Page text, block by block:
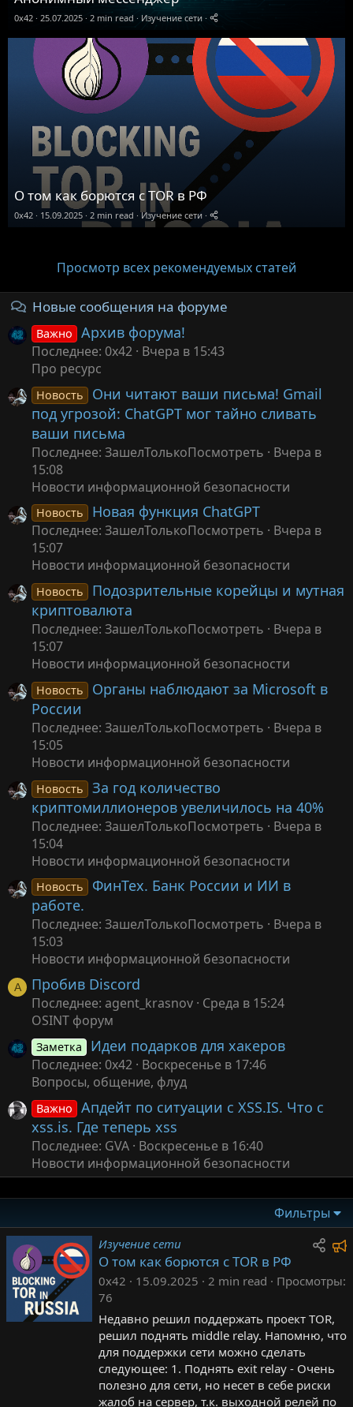
0x42 25.07.2025 2 min read Изучение сети
О том как борются с TOR в РФ
0x42 15.09.2025 2 min read Изучение сети
Просмотр всех рекомендуемых статей
Новые сообщения на форуме
Важно Архив форума!
Последнее: 0x42 Вчера в 15:43
Про ресурс
Новость
Они читают ваши письма! Gmail
под угрозой: ChatGPT мог тайно сливать
ваши письма
Последнее: ЗашелТолькоПосмотреть
Вчера в
15:08
Новости информационной безопасности
Новость Новая функция ChatGPT
Последнее: ЗашелТолькоПосмотреть
Вчера в
15:07
Новости информационной безопасности
Новость
Подозрительные корейцы и мутная
криптовалюта
Последнее: ЗашелТолькоПосмотреть
Вчера в
15:07
Новости информационной безопасности
Новость
Органы наблюдают за Microsoft в
России
Последнее: ЗашелТолькоПосмотреть
Вчера в
15:05
Новости информационной безопасности
Новость
За год количество
криптомиллионеров увеличилось на 40%
Последнее: ЗашелТолькоПосмотреть
Вчера в
15:04
Новости информационной безопасности
Новость
ФинТех. Банк России и ИИ в
работе.
Последнее: ЗашелТолькоПосмотреть
Вчера в
15:03
Новости информационной безопасности
A Пробив Discord
Последнее: agent_krasnov Среда в 15:24
OSINT форум
Заметка Идеи подарков для хакеров
Последнее: 0x42 Воскресенье в 17:46
Вопросы, общение, флуд
Важно
Апдейт по ситуации с XSS.IS. Что с
xss.is. Где теперь xss
Последнее: GVA Воскресенье в 16:40
Новости информационной безопасности
Фильтры
е
Изучение сети
О том как борются с TOR в РФ
0x42 15.09.2025 2 min read
Просмотры
76
Недавно решил поддержать проект TOR,
решил поднять middle relay. Напомню, что
для поддержки сети можно сделать
следующее: 1. Поднять exit relay - Очень
полезно для сети, но несет в себе риски
жалоб на сервер, т.к. выходной релей по